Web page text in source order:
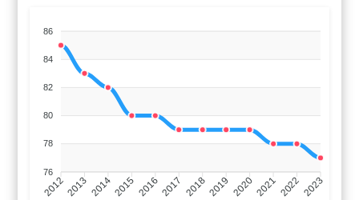
86
84
82
80
78
76
20122013 20142015 20162017 20182019 20202021 2022 2023